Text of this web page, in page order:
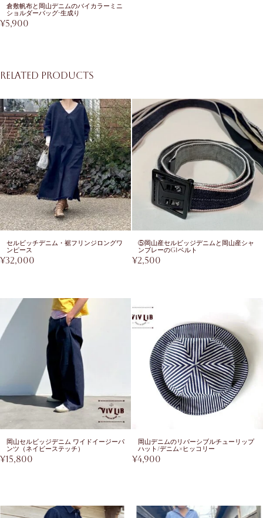
倉敷帆布と岡山デニムのバイカラーミニ
ショルダーバッグ-生成り
¥5,900
Related products
セルビッチデニム・裾フリンジロングワ
ンピース
¥32,000
⑤岡山産セルビッジデニムと岡山産シャ
ンブレーのGIベルト
¥2,500
岡山セルビッジデニム ワイドイージーパ
ンツ（ネイビーステッチ）
¥15,800
岡山デニムのリバーシブルチューリップ
ハット/デニム×ヒッコリー
¥4,900